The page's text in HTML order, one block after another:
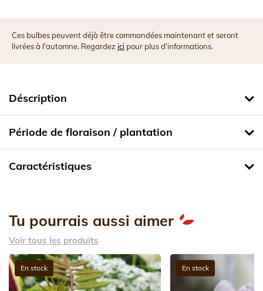
Ces bulbes peuvent déjà être commandées maintenant et seront
livrées à l'automne. Regardez ici pour plus d'informations.
Déscription
Période de floraison / plantation
Caractéristiques
Tu pourrais aussi aimer
Voir tous les produits
En stock En stock